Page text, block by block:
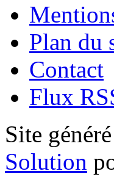
Plan du
Contact
Flux
Site
Solution